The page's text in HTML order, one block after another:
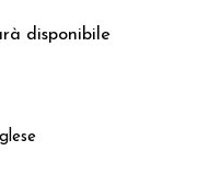
disponibile